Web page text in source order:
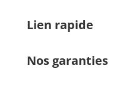
Lien rapide
Nos garanties